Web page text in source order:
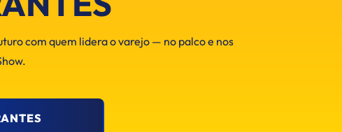
com quem lidera o varejo — no palco e nos